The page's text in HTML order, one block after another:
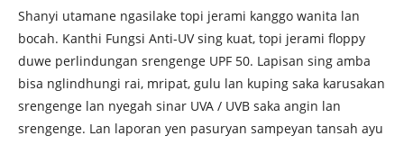
Shanyi utamane ngasilake topi jerami kanggo wanita lan
bocah. Kanthi Fungsi Anti-UV sing kuat, topi jerami floppy
duwe perlindungan srengenge UPF 50. Lapisan sing amba
bisa nglindhungi rai, mripat, gulu lan kuping saka karusakan
srengenge lan nyegah sinar UVA / UVB saka angin lan
srengenge. Lan laporan yen pasuryan sampeyan tansah ayu